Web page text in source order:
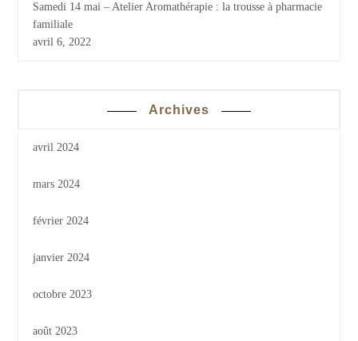
Samedi 14 mai – Atelier Aromathérapie : la trousse à pharmacie
familiale
avril 6, 2022
Archives
avril 2024
mars 2024
février 2024
janvier 2024
octobre 2023
août 2023